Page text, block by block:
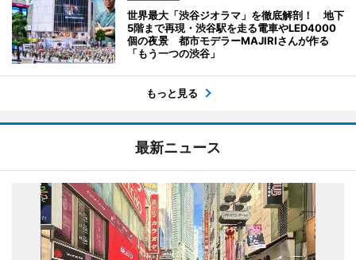
世界最大「渋谷ジオラマ」を徹底解剖！ 地下
5階まで再現・渋谷駅を走る電車やLED4000
個の夜景 都市モデラーMAJIRIさんが作る
「もう一つの渋谷」
もっと見る
最新ニュース